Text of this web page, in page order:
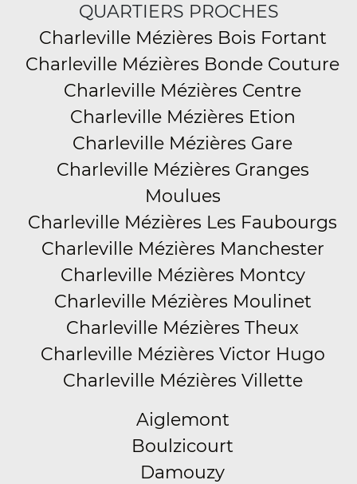
QUARTIERS PROCHES
Charleville Mézières Bois Fortant
Charleville Mézières Bonde Couture
Charleville Mézières Centre
Charleville Mézières Etion
Charleville Mézières Gare
Charleville Mézières Granges
Moulues
Charleville Mézières Les Faubourgs
Charleville Mézières Manchester
Charleville Mézières Montcy
Charleville Mézières Moulinet
Charleville Mézières Theux
Charleville Mézières Victor Hugo
Charleville Mézières Villette
Aiglemont
Boulzicourt
Damouzy